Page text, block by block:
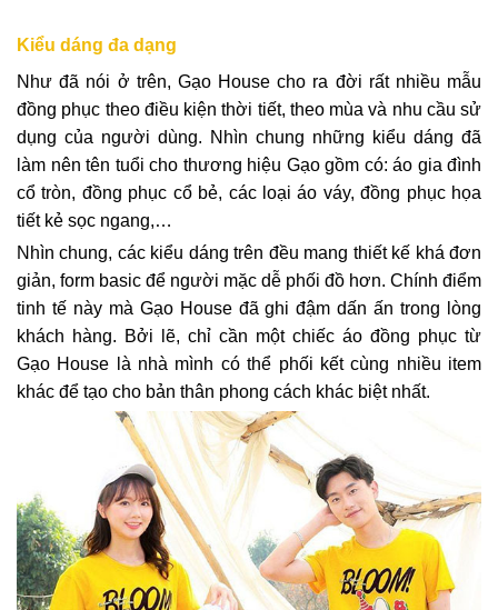
Kiểu dáng đa dạng
Như đã nói ở trên, Gạo House cho ra đời rất nhiều mẫu
đồng phục theo điều kiện thời tiết, theo mùa và nhu cầu sử
dụng của người dùng. Nhìn chung những kiểu dáng đã
làm nên tên tuổi cho thương hiệu Gạo gồm có: áo gia đình
cổ tròn, đồng phục cổ bẻ, các loại áo váy, đồng phục họa
tiết kẻ sọc ngang,…
Nhìn chung, các kiểu dáng trên đều mang thiết kế khá đơn
giản, form basic để người mặc dễ phối đồ hơn. Chính điểm
tinh tế này mà Gạo House đã ghi đậm dấn ấn trong lòng
khách hàng. Bởi lẽ, chỉ cần một chiếc áo đồng phục từ
Gạo House là nhà mình có thể phối kết cùng nhiều item
khác để tạo cho bản thân phong cách khác biệt nhất.